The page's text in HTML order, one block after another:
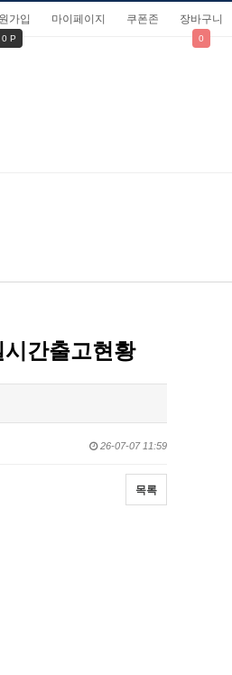
가입
0 P
마이페이지 쿠폰존 장바구니
0
간출고현황
26-07-07 11:59
목록